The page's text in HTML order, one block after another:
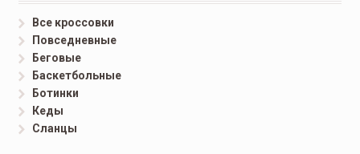
Все кроссовки
Повседневные
Беговые
Баскетбольные
Ботинки
Кеды
Сланцы